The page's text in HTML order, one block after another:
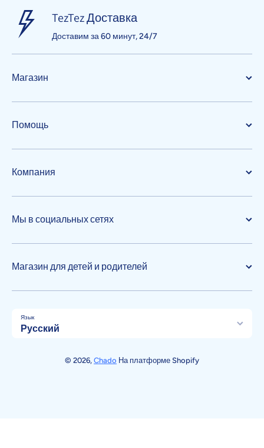
TezTez Доставка
Доставим за 60 минут, 24/7
Магазин
Помощь
Компания
Мы в социальных сетях
Магазин для детей и родителей
Язык
Русский
© 2026, Chado На платформе Shopify